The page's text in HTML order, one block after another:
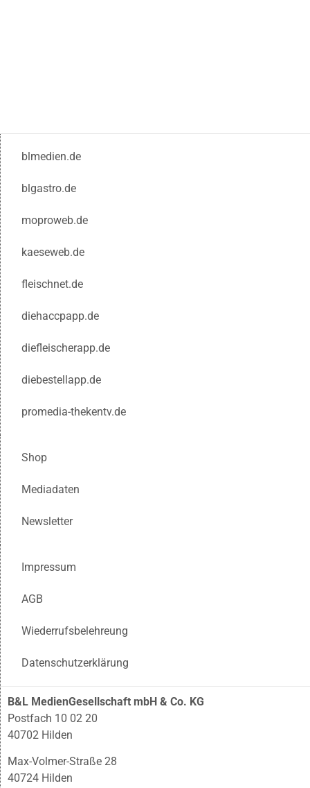
blmedien.de
blgastro.de
moproweb.de
kaeseweb.de
fleischnet.de
diehaccpapp.de
diefleischerapp.de
diebestellapp.de
promedia-thekentv.de
Shop
Mediadaten
Newsletter
Impressum
AGB
Wiederrufsbelehreung
Datenschutzerklärung
B&L MedienGesellschaft mbH & Co. KG
Postfach 10 02 20
40702 Hilden
Max-Volmer-Straße 28
40724 Hilden